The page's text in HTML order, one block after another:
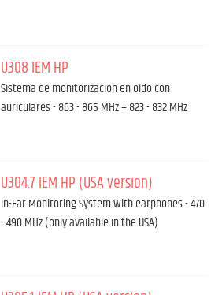
U308 IEM HP
Sistema de monitorización en oído con
auriculares - 863 - 865 MHz + 823 - 832 MHz
U304.7 IEM HP (USA version)
In-Ear Monitoring System with earphones - 470
- 490 MHz (only available in the USA)